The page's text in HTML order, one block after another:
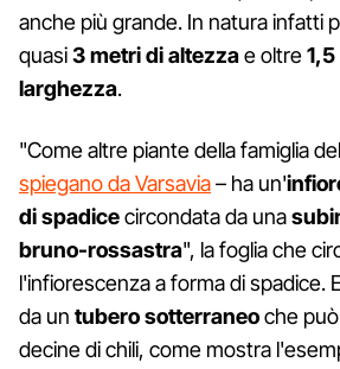
anche più grande. In natura infatti
quasi3 metri di altezzae oltre
larghezza.
"Come altre piante della famiglia
spiegano da Varsavia– ha un'
di spadicecircondata da una
bruno-rossastra", la foglia che
l'infiorescenza a forma di spadice.
da un tubero sotterraneoche
decine di chili, come mostra